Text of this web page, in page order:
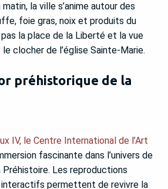
la ville s’anime autour des
foie gras, noix et produits du
la place de la Liberté et la vue
clocher de l’église Sainte-Marie.
préhistorique de la
IV, le Centre International de l’Art
fascinante dans l’univers de
Préhistoire. Les reproductions
permettent de revivre la